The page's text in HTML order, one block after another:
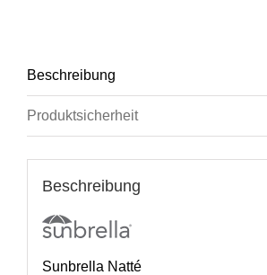
Beschreibung
Produktsicherheit
Beschreibung
Sunbrella Natté